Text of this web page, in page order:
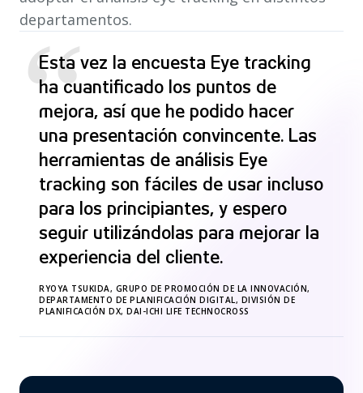
departamentos.
“
Esta vez la encuesta Eye tracking
ha cuantificado los puntos de
mejora, así que he podido hacer
una presentación convincente. Las
herramientas de análisis Eye
tracking son fáciles de usar incluso
para los principiantes, y espero
seguir utilizándolas para mejorar la
experiencia del cliente.
RYOYA TSUKIDA, GRUPO DE PROMOCIÓN DE LA INNOVACIÓN,
DEPARTAMENTO DE PLANIFICACIÓN DIGITAL, DIVISIÓN DE
PLANIFICACIÓN DX, DAI-ICHI LIFE TECHNOCROSS